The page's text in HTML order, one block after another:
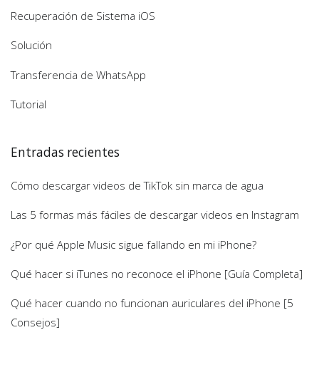
Recuperación de Sistema iOS
Solución
Transferencia de WhatsApp
Tutorial
Entradas recientes
Cómo descargar videos de TikTok sin marca de agua
Las 5 formas más fáciles de descargar videos en Instagram
¿Por qué Apple Music sigue fallando en mi iPhone?
Qué hacer si iTunes no reconoce el iPhone [Guía Completa]
Qué hacer cuando no funcionan auriculares del iPhone [5
Consejos]